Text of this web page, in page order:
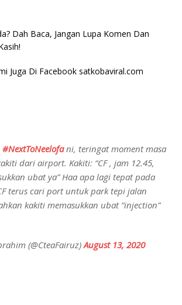
Dah Baca, Jangan Lupa Komen Dan
Juga Di Facebook satkobaviral.com
#NextToNeelofani, teringat moment masa
dari airport. Kakiti: “CF , jam 12.45,
ubat ya” Haa apa lagi tepat pada
terus cari port untuk park tepi jalan
kakiti memasukkan ubat “injection”
(@CteaFairuz)August 13, 2020